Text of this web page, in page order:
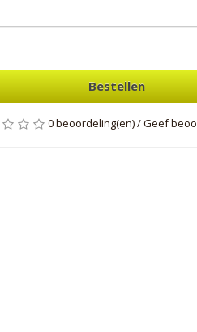
Bestellen
0 beoordeling(en)/Geef